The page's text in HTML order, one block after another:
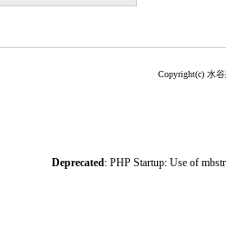
Copyright(c) 水
Deprecated: PHP Startup: Use of